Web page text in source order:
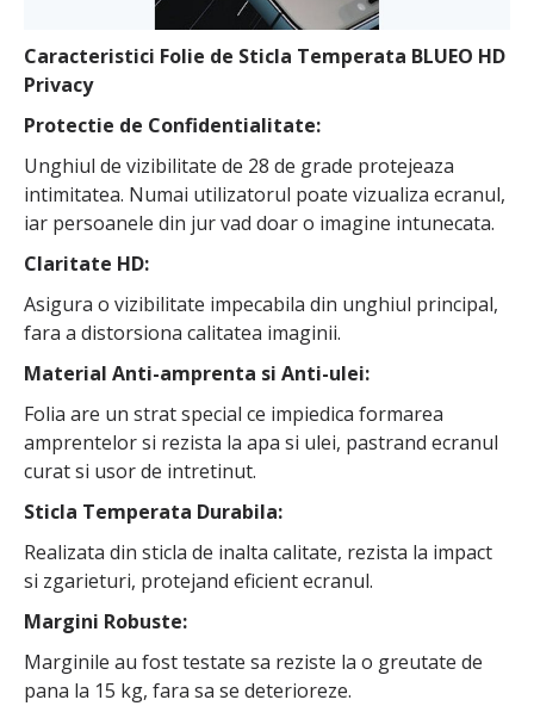
Caracteristici Folie de Sticla Temperata BLUEO HD
Privacy
Protectie de Confidentialitate:
Unghiul de vizibilitate de 28 de grade protejeaza
intimitatea. Numai utilizatorul poate vizualiza ecranul,
iar persoanele din jur vad doar o imagine intunecata.
Claritate HD:
Asigura o vizibilitate impecabila din unghiul principal,
fara a distorsiona calitatea imaginii.
Material Anti-amprenta si Anti-ulei:
Folia are un strat special ce impiedica formarea
amprentelor si rezista la apa si ulei, pastrand ecranul
curat si usor de intretinut.
Sticla Temperata Durabila:
Realizata din sticla de inalta calitate, rezista la impact
si zgarieturi, protejand eficient ecranul.
Margini Robuste:
Marginile au fost testate sa reziste la o greutate de
pana la 15 kg, fara sa se deterioreze.